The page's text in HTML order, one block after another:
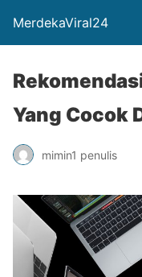
MerdekaViral24
Yang Cocok
mimin1 penulis